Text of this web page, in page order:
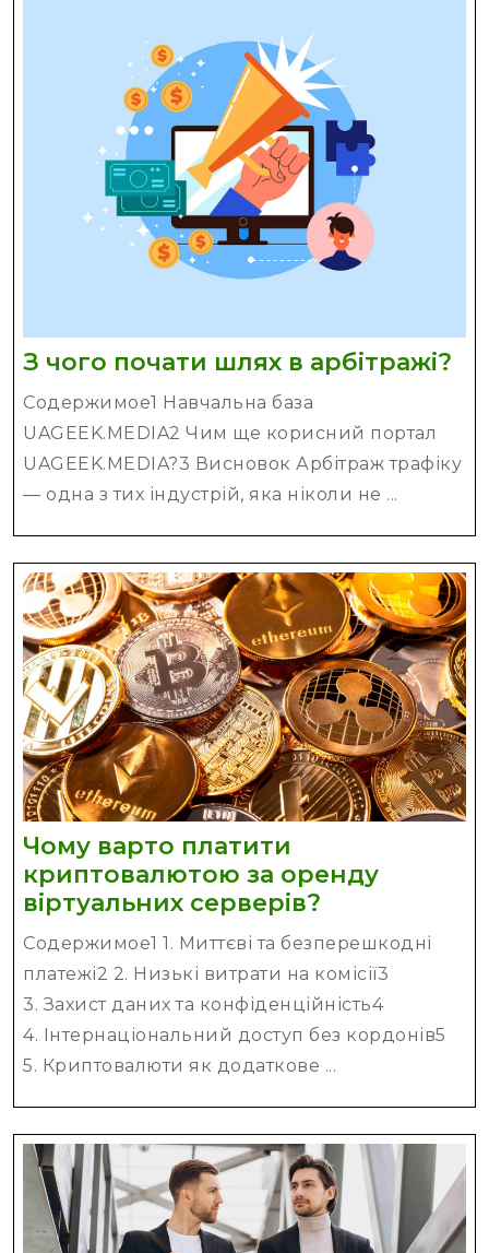
З чого почати шлях в арбітражі?
в
Содержимое1 Навчальна база
UAGEEK.MEDIA2 Чим ще корисний портал
UAGEEK.MEDIA?3 Висновок Арбітраж трафіку
— одна з тих індустрій, яка ніколи не ...
Чому варто платити
криптовалютою за оренду
віртуальних серверів?
платити
за
оренду
віртуальних
серверів?
Содержимое1 1. Миттєві та безперешкодні
платежі2 2. Низькі витрати на комісії3
3. Захист даних та конфіденційність4
4. Інтернаціональний доступ без кордонів5
5. Криптовалюти як додаткове ...